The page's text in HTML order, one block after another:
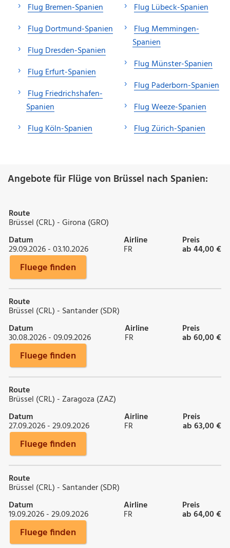
Flug Bremen-Spanien
Flug Dortmund-Spanien
Flug Dresden-Spanien
Flug Erfurt-Spanien
Flug Friedrichshafen-
Spanien
Flug Köln-Spanien
Flug Lübeck-Spanien
Flug Memmingen-
Spanien
Flug Münster-Spanien
Flug Paderborn-Spanien
Flug Weeze-Spanien
Flug Zürich-Spanien
Angebote für Flüge von Brüssel nach Spanien:
Route
Brüssel (CRL) - Girona (GRO)
Datum
29.09.2026 - 03.10.2026
Airline
FR
Preis
ab 44,00 €
Fluege finden
Route
Brüssel (CRL) - Santander (SDR)
Datum
30.08.2026 - 09.09.2026
Airline
FR
Preis
ab 60,00 €
Fluege finden
Route
Brüssel (CRL) - Zaragoza (ZAZ)
Datum
27.09.2026 - 29.09.2026
Airline
FR
Preis
ab 63,00 €
Fluege finden
Route
Brüssel (CRL) - Santander (SDR)
Datum
19.09.2026 - 29.09.2026
Airline
FR
Preis
ab 64,00 €
Fluege finden